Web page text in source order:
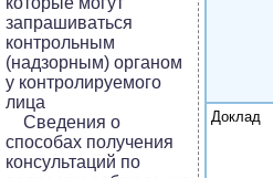
запрашиваться
контрольным
(надзорным) органом
у контролируемого
лица
Сведения о
способах получения
консультаций по
Доклад